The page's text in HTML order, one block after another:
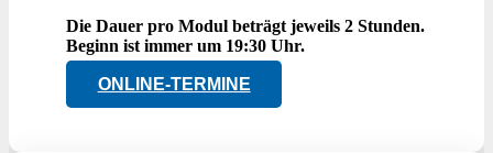
Die Dauer pro Modul beträgt jeweils 2 Stunden.
Beginn ist immer um 19:30 Uhr.
ONLINE-TERMINE